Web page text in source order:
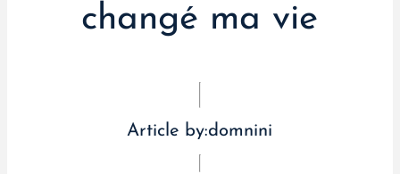
changé ma vie
Article by:domnini